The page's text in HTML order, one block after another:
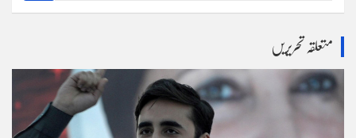
a
h
متعلقہ تحریریں